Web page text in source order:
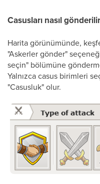
Casusları nasıl
Harita görünümünde,
"Askerler gönder"
seçin" bölümüne
Yalnızca casus birimleri
"Casusluk" olur.